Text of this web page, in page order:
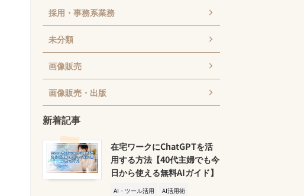
採用・事務系業務
未分類
画像販売
画像販売・出版
新着記事
在宅ワークにChatGPTを活
用する方法【40代主婦でも今
日から使える無料AIガイド】
AI・ツール活用
AI活用術